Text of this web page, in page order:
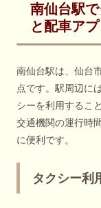
南仙台駅
と配車ア
南仙台駅は、仙台
点です。駅周辺に
シーを利用するこ
交通機関の運行時
に便利です。
タクシー利